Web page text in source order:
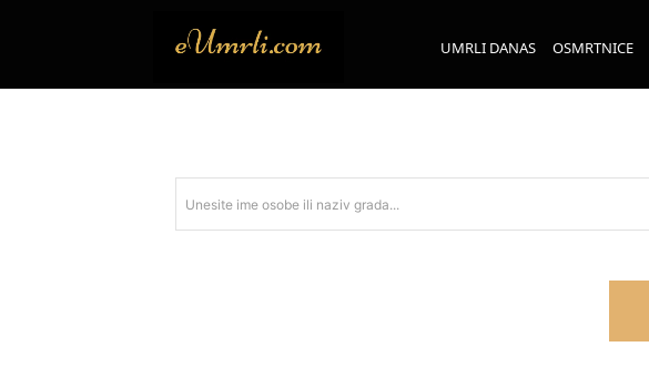
UMRLI DANAS OSMRTNICE
Unesite ime osobe ili naziv grada...